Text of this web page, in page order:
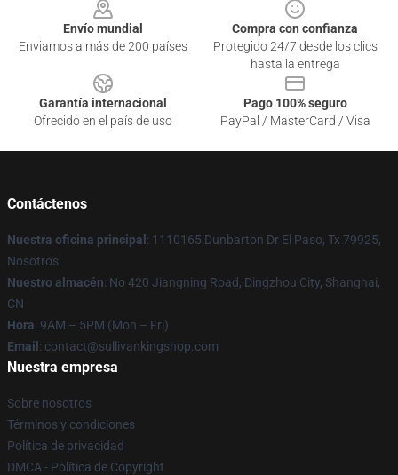
Envío mundial
Enviamos a más de 200 países
Compra con confianza
Protegido 24/7 desde los clics
hasta la entrega
Garantía internacional
Ofrecido en el país de uso
Pago 100% seguro
PayPal / MasterCard / Visa
Contáctenos
Nuestra oficina principal : 1110165 Dunbarton Dr El Paso, Tx 79925,
Nosotros
Nuestro almacén: No 420 Jiangning Road, Dingzhou City, Shanghai,
CN
Hora: 9AM – 5PM (Mon – Fri)
Email : contact@sullivankingshop.com
Nuestra empresa
Sobre nosotros
Términos y condiciones
Política de privacidad
DMCA - Política de Copyright